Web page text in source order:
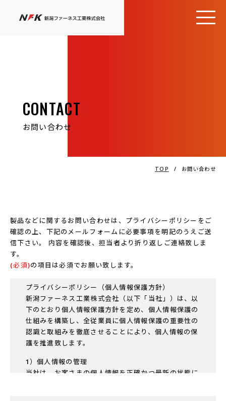
CONTACT
お問い合わせ
TOP / お問い合わせ
製品などに関するお問い合わせは、プライバシーポリシーをご
確認の上、下記のメールフォームに必要事項を明記のうえご送
信下さい。 内容を確認後、担当者より折り返しご連絡致しま
す。
(必須)の項目は必須でお願い致します。
プライバシーポリシー（個人情報保護方針）
新潟ファーネス工業株式会社（以下「当社」）は、以
下のとおり個人情報保護方針を定め、個人情報保護の
仕組みを構築し、全従業員に個人情報保護の重要性の
認識と取組みを徹底させることにより、個人情報の保
護を推進致します。
1）個人情報の管理
当社は、お客さまの個人情報を正確かつ最新の状態に